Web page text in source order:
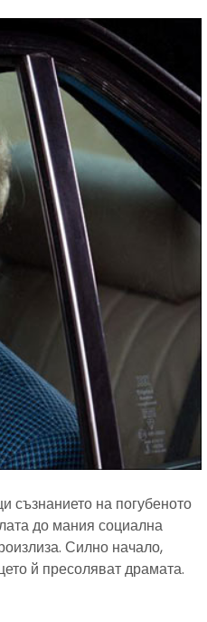
съзнанието на погубеното
до мания социална
Силно начало,
й пресоляват драмата.